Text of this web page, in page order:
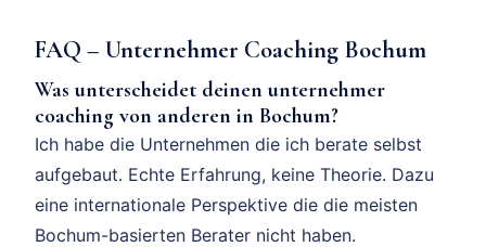
FAQ – Unternehmer Coaching Bochum
Was unterscheidet deinen unternehmer
coaching von anderen in Bochum?
Ich habe die Unternehmen die ich berate selbst
aufgebaut. Echte Erfahrung, keine Theorie. Dazu
eine internationale Perspektive die die meisten
Bochum-basierten Berater nicht haben.